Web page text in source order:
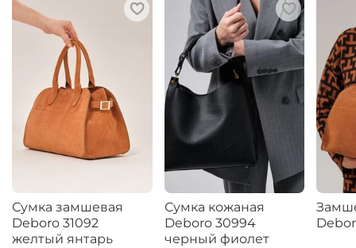
Сумка замшевая
Deboro 31092
желтый янтарь
Сумка кожаная
Deboro 30994
черный фиолет